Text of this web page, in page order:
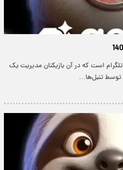
است که در آن بازیکنان مدیریت یک
توسط تنبل‌ها…